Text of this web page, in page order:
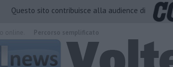
Questo sito contribuisce alla audience di